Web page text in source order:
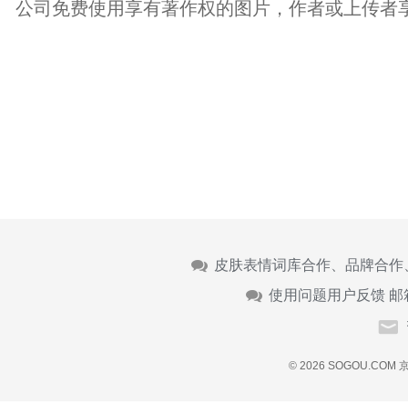
公司免费使用享有著作权的图片，作者或上传者
皮肤表情词库合作、品牌合
使用问题用户反馈 邮
© 2026 SOGOU.COM